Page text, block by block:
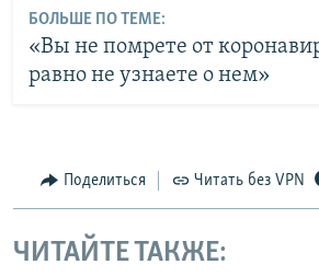
БОЛЬШЕ ПО ТЕМЕ:
«Вы не помрете от
равно не узнаете о нем»
Поделиться Читать без VPN
ЧИТАЙТЕ ТАКЖЕ: